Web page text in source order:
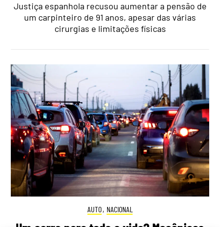
Justiça espanhola recusou aumentar a pensão de
um carpinteiro de 91 anos, apesar das várias
cirurgias e limitações físicas
AUTO, NACIONAL